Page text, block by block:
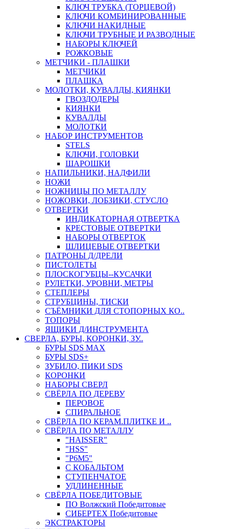
КЛЮЧ ТРУБКА (ТОРЦЕВОЙ)
КЛЮЧИ КОМБИНИРОВАННЫЕ
КЛЮЧИ НАКИДНЫЕ
КЛЮЧИ ТРУБНЫЕ И РАЗВОДНЫЕ
НАБОРЫ КЛЮЧЕЙ
РОЖКОВЫЕ
МЕТЧИКИ - ПЛАШКИ
МЕТЧИКИ
ПЛАШКА
МОЛОТКИ, КУВАЛДЫ, КИЯНКИ
ГВОЗДОДЕРЫ
КИЯНКИ
КУВАЛДЫ
МОЛОТКИ
НАБОР ИНСТРУМЕНТОВ
STELS
КЛЮЧИ, ГОЛОВКИ
ШАРОШКИ
НАПИЛЬНИКИ, НАДФИЛИ
НОЖИ
НОЖНИЦЫ ПО МЕТАЛЛУ
НОЖОВКИ, ЛОБЗИКИ, СТУСЛО
ОТВЕРТКИ
ИНДИКАТОРНАЯ ОТВЕРТКА
КРЕСТОВЫЕ ОТВЕРТКИ
НАБОРЫ ОТВЕРТОК
ШЛИЦЕВЫЕ ОТВЕРТКИ
ПАТРОНЫ Д/ДРЕЛИ
ПИСТОЛЕТЫ
ПЛОСКОГУБЦЫ--КУСАЧКИ
РУЛЕТКИ, УРОВНИ, МЕТРЫ
СТЕПЛЕРЫ
СТРУБЦИНЫ, ТИСКИ
СЪЁМНИКИ ДЛЯ СТОПОРНЫХ КО..
ТОПОРЫ
ЯЩИКИ Д/ИНСТРУМЕНТА
СВЕРЛА, БУРЫ, КОРОНКИ, ЗУ..
БУРЫ SDS MAX
БУРЫ SDS+
ЗУБИЛО, ПИКИ SDS
КОРОНКИ
НАБОРЫ СВЕРЛ
СВЁРЛА ПО ДЕРЕВУ
ПЕРОВОЕ
СПИРАЛЬНОЕ
СВЁРЛА ПО КЕРАМ.ПЛИТКЕ И ..
СВЁРЛА ПО МЕТАЛЛУ
"HAISSER"
"HSS"
"Р6М5"
С КОБАЛЬТОМ
СТУПЕНЧАТОЕ
УДЛИНЕННЫЕ
СВЁРЛА ПОБЕДИТОВЫЕ
ПО Волжский Победитовые
СИБЕРТЕХ Победитовые
ЭКСТРАКТОРЫ